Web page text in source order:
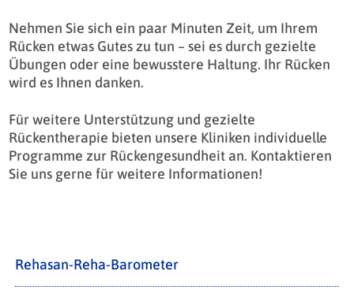
Nehmen Sie sich ein paar Minuten Zeit, um Ihrem
Rücken etwas Gutes zu tun – sei es durch gezielte
Übungen oder eine bewusstere Haltung. Ihr Rücken
wird es Ihnen danken.
Für weitere Unterstützung und gezielte
Rückentherapie bieten unsere Kliniken individuelle
Programme zur Rückengesundheit an. Kontaktieren
Sie uns gerne für weitere Informationen!
Rehasan-Reha-Barometer